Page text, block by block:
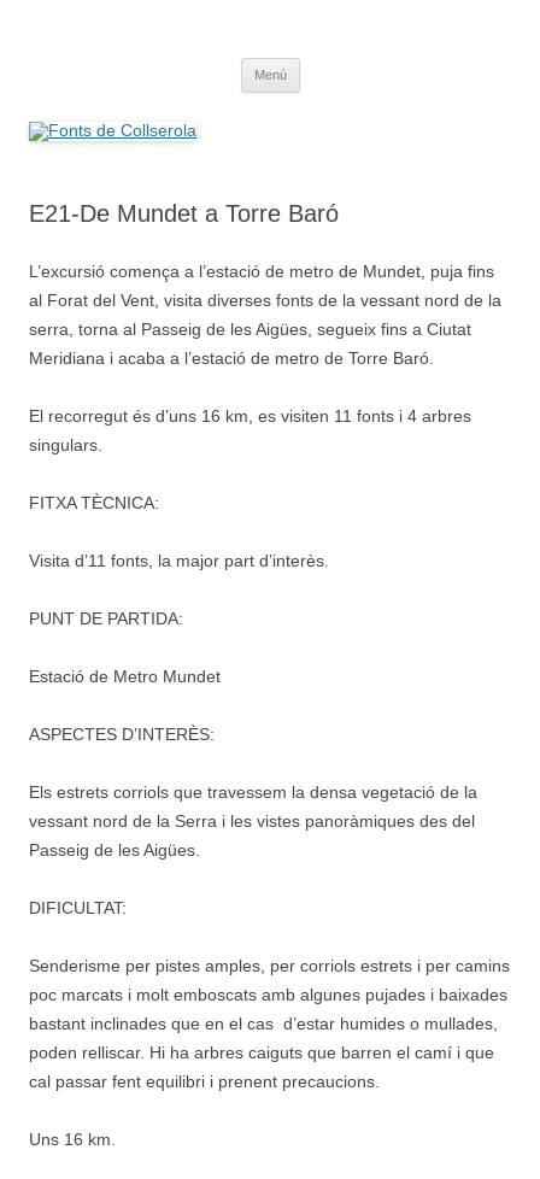
Menú
E21-De Mundet a Torre Baró
L’excursió comença a l’estació de metro de Mundet, puja fins
al Forat del Vent, visita diverses fonts de la vessant nord de la
serra, torna al Passeig de les Aigües, segueix fins a Ciutat
Meridiana i acaba a l’estació de metro de Torre Baró.
El recorregut és d’uns 16 km, es visiten 11 fonts i 4 arbres
singulars.
FITXA TÈCNICA:
Visita d’11 fonts, la major part d’interès.
PUNT DE PARTIDA:
Estació de Metro Mundet
ASPECTES D’INTERÈS:
Els estrets corriols que travessem la densa vegetació de la
vessant nord de la Serra i les vistes panoràmiques des del
Passeig de les Aigües.
DIFICULTAT:
Senderisme per pistes amples, per corriols estrets i per camins
poc marcats i molt emboscats amb algunes pujades i baixades
bastant inclinades que en el cas d’estar humides o mullades,
poden relliscar. Hi ha arbres caiguts que barren el camí i que
cal passar fent equilibri i prenent precaucions.
Uns 16 km.